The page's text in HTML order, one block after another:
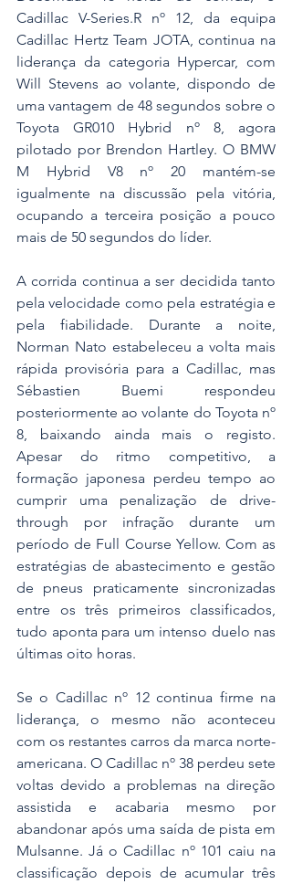
Cadillac V-Series.R nº 12, da equipa
Cadillac Hertz Team JOTA, continua na
liderança da categoria Hypercar, com
Will Stevens ao volante, dispondo de
uma vantagem de 48 segundos sobre o
Toyota GR010 Hybrid nº 8, agora
pilotado por Brendon Hartley. O BMW
M Hybrid V8 nº 20 mantém-se
igualmente na discussão pela vitória,
ocupando a terceira posição a pouco
mais de 50 segundos do líder.
A corrida continua a ser decidida tanto
pela velocidade como pela estratégia e
pela fiabilidade. Durante a noite,
Norman Nato estabeleceu a volta mais
rápida provisória para a Cadillac, mas
Sébastien Buemi respondeu
posteriormente ao volante do Toyota nº
8, baixando ainda mais o registo.
Apesar do ritmo competitivo, a
formação japonesa perdeu tempo ao
cumprir uma penalização de drive-
through por infração durante um
período de Full Course Yellow. Com as
estratégias de abastecimento e gestão
de pneus praticamente sincronizadas
entre os três primeiros classificados,
tudo aponta para um intenso duelo nas
últimas oito horas.
Se o Cadillac nº 12 continua firme na
liderança, o mesmo não aconteceu
com os restantes carros da marca norte-
americana. O Cadillac nº 38 perdeu sete
voltas devido a problemas na direção
assistida e acabaria mesmo por
abandonar após uma saída de pista em
Mulsanne. Já o Cadillac nº 101 caiu na
classificação depois de acumular três